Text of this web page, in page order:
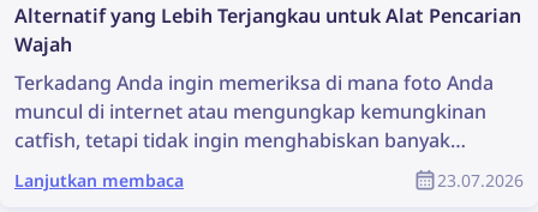
Alternatif yang Lebih Terjangkau untuk Alat Pencarian
Wajah
Terkadang Anda ingin memeriksa di mana foto Anda
muncul di internet atau mengungkap kemungkinan
catfish, tetapi tidak ingin menghabiskan banyak
uang untuk alat pencarian wajah. Mari jelajahi
beberapa alternatif pencarian wajah yang lebih
Lanjutkan membaca 23.07.2026